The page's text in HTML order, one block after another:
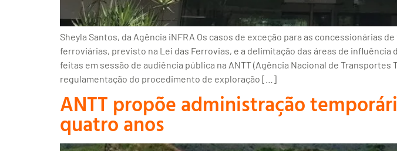
Sheyla Santos, da Agência iNFRA Os casos de exceção para as
ferroviárias, previsto na Lei das Ferrovias, e a delimitação das áreas de
feitas em sessão de audiência pública na ANTT (Agência Nacional de
regulamentação do procedimento de exploração […]
ANTT propõe administração
quatro anos